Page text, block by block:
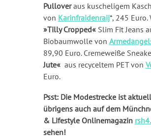
Pulloveraus kuscheligem
von Karinfraidenraij*, 245 Euro.
»Tilly Cropped«Slim Fit Jeans
Biobaumwolle von
89,90 Euro. Cremeweiße
Jute« aus recyceltem PET von
Euro.
Psst: Die Modestrecke ist aktuell
übrigens auch auf dem
& Lifestyle Onlinemagazin
sehen!